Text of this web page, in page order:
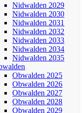
Nidwalden 2029
Nidwalden 2030
Nidwalden 2031
Nidwalden 2032
Nidwalden 2033
Nidwalden 2034
Nidwalden 2035
Obwalden 2025
Obwalden 2026
Obwalden 2027
Obwalden 2028
Obwalden 2029